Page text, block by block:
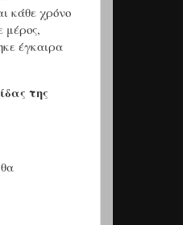
κάθε χρόνο
μέρος,
έγκαιρα
της